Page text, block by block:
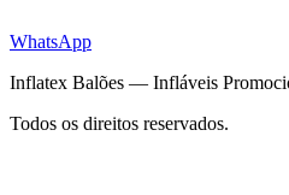
WhatsApp
Inflatex Balões — Infláveis
Todos os direitos reservados.